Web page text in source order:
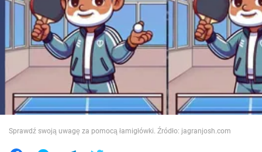
Społeczeństwo
Wojna na Ukrainie
Świat
Jedzenie
Sprawdź swoją uwagę za pomocą łamigłówki. Źródło: jagranjosh.com